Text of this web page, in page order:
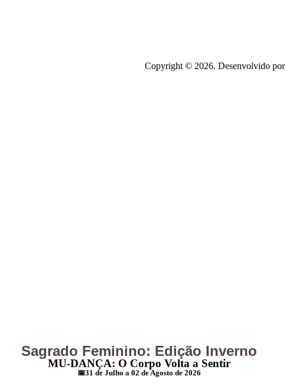
Copyright © 2026. Desenvolvido por
Sagrado Feminino: Edição Inverno
MU-DANÇA: O Corpo Volta a Sentir
📅31 de Julho a 02 de Agosto de 2026